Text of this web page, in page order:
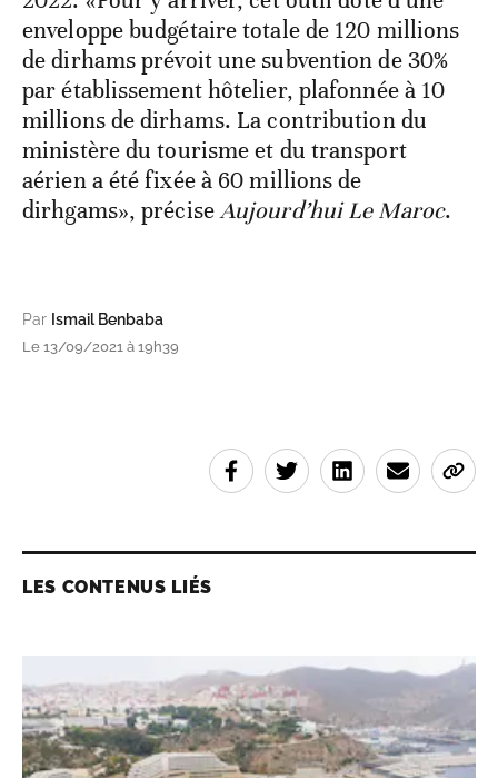
enveloppe budgétaire totale de 120 millions
de dirhams prévoit une subvention de 30%
par établissement hôtelier, plafonnée à 10
millions de dirhams. La contribution du
ministère du tourisme et du transport
aérien a été fixée à 60 millions de
dirhgams», préciseAujourd’hui Le Maroc.
Par Ismail Benbaba
Le 13/09/2021 à 19h39
LES CONTENUS LIÉS